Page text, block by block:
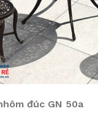
đúc GN 50a